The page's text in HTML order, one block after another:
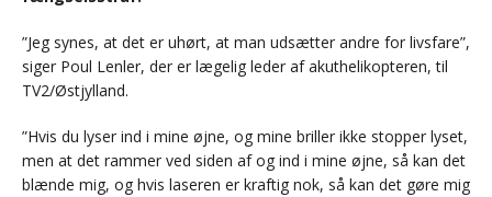
”Jeg synes, at det er uhørt, at man udsætter andre for livsfare”,
siger Poul Lenler, der er lægelig leder af akuthelikopteren, til
TV2/Østjylland.
”Hvis du lyser ind i mine øjne, og mine briller ikke stopper lyset,
men at det rammer ved siden af og ind i mine øjne, så kan det
blænde mig, og hvis laseren er kraftig nok, så kan det gøre mig